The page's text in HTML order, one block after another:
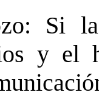
Si
y el